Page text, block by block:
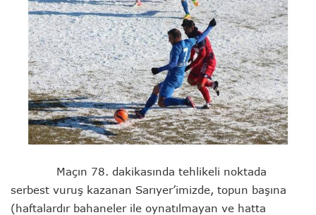
Maçın 78. dakikasında tehlikeli noktada
serbest vuruş kazanan Sarıyer’imizde, topun başına
(haftalardır bahaneler ile oynatılmayan ve hatta